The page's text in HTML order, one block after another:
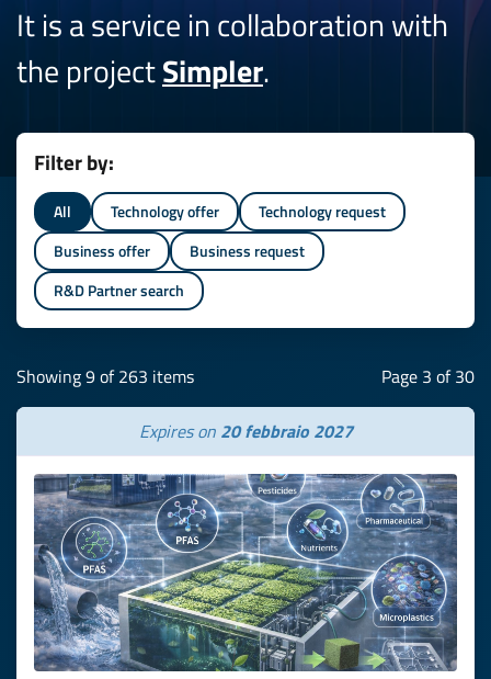
It is a service in collaboration with
the projectSimpler.
Filter by:
All Technology offer
Technology request
Business offer
Business request
R&D Partner search
Showing 9 of 263 items Page 3 of 30
Expires on 20 febbraio 2027